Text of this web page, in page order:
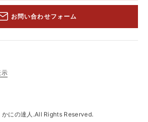
お問い合わせフォーム
示
にの達人.All Rights Reserved.